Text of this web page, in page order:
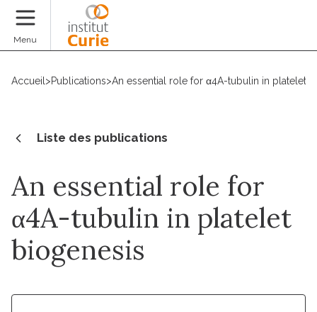
Menu
Accueil >Publications>An essential role for α4A-tubulin in platelet
Liste des publications
An essential role for
α4A-tubulin in platelet
biogenesis